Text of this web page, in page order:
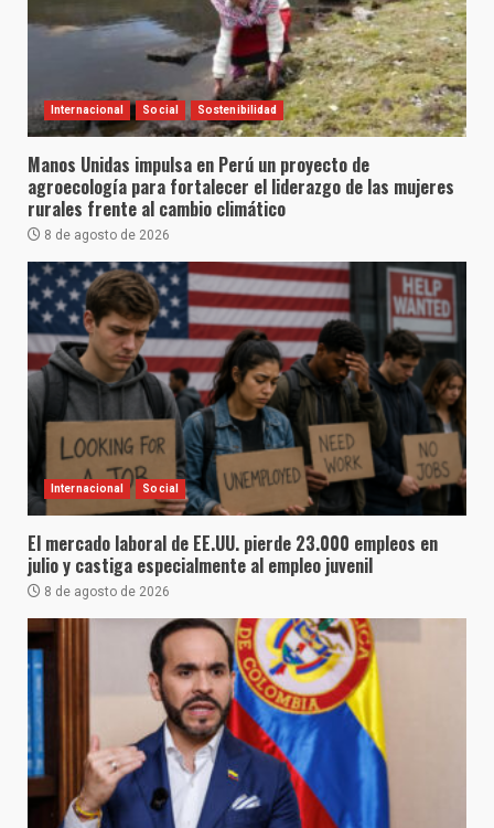
Internacional Social Sostenibilidad
Manos Unidas impulsa en Perú un proyecto de
agroecología para fortalecer el liderazgo de las mujeres
rurales frente al cambio climático
8 de agosto de 2026
Internacional Social
El mercado laboral de EE.UU. pierde 23.000 empleos en
julio y castiga especialmente al empleo juvenil
8 de agosto de 2026